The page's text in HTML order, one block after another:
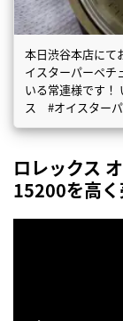
本日渋谷本店にて
イスターパーペチ
いる常連様です！
ス #オイスター
ロレックス
15200を高